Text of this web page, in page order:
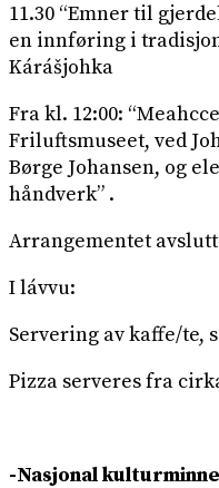
11.30 “Emner til
en innføring i
Kárášjohka
Fra kl. 12:00:
Friluftsmuseet, ved
Børge Johansen, og
håndverk” .
Arrangementet
I lávvu:
Servering av kaffe/te,
Pizza serveres fra
-Nasjonal